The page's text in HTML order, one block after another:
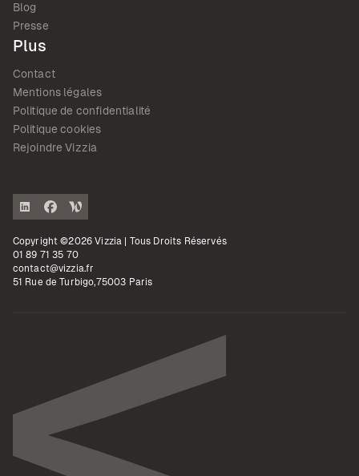
Blog
Presse
Plus
Contact
Mentions légales
Politique de confidentialité
Politique cookies
Rejoindre Vizzia
Copyright ©2026 Vizzia | Tous Droits Réservés
01 89 71 35 70
contact@vizzia.fr
51 Rue de Turbigo,75003 Paris